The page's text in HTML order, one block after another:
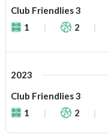
Club Friendlies 3
1
2
2023
Club Friendlies 3
1
2